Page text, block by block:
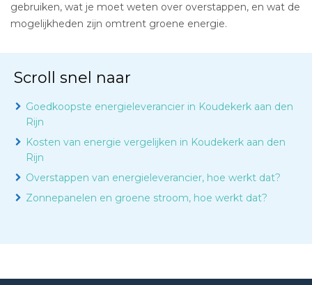
gebruiken, wat je moet weten over overstappen, en wat de
mogelijkheden zijn omtrent groene energie.
Scroll snel naar
Goedkoopste energieleverancier in Koudekerk aan den
Rijn
Kosten van energie vergelijken in Koudekerk aan den
Rijn
Overstappen van energieleverancier, hoe werkt dat?
Zonnepanelen en groene stroom, hoe werkt dat?